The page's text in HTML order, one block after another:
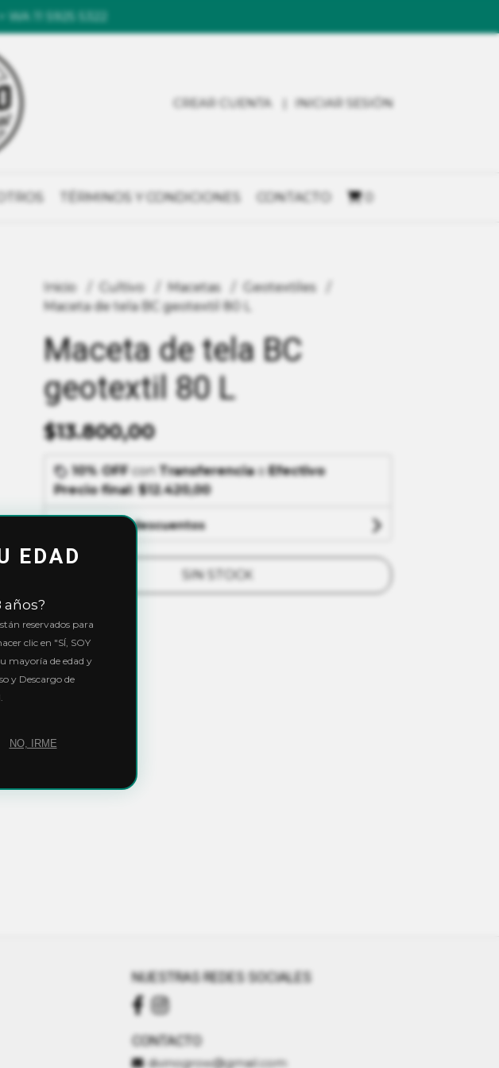
WA 11 5925 5322
CREAR CUENTA INICIAR SESIÓN
TÉRMINOS Y CONDICIONES CONTACTO
Inicio Cultivo Macetas
Geotextiles
Maceta de tela BC geotextil 80 L
Maceta de tela BC
geotextil 80 L
$13.800,00
10% OFFcon TransferenciaoEfectivo
Precio final:$12.420,00
Ver cuotas y descuentos
SIN STOCK
NUESTRAS REDES SOCIALES
CONTACTO
divinogrow@gmail.com
EDAD
años?
reservados para
clic en "SÍ, SOY
mayoría de edad y
y Descargo de
NO, IRME